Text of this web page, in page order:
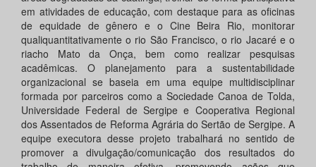
em atividades de educação, com destaque para as oficinas
de equidade de gênero e o Cine Beira Rio, monitorar
qualiquantitativamente o rio São Francisco, o rio Jacaré e o
riacho Mato da Onça, bem como realizar pesquisas
acadêmicas. O planejamento para a sustentabilidade
organizacional se baseia em uma equipe multidisciplinar
formada por parceiros como a Sociedade Canoa de Tolda,
Universidade Federal de Sergipe e Cooperativa Regional
dos Assentados de Reforma Agrária do Sertão de Sergipe. A
equipe executora desse projeto trabalhará no sentido de
promover a divulgação/comunicação dos resultados do